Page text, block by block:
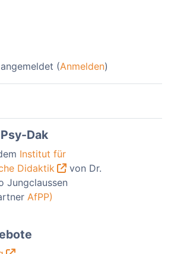
(Anmelden)
Dak
Institut für
Didaktik
von Dr.
Jungclaussen
AfPP)